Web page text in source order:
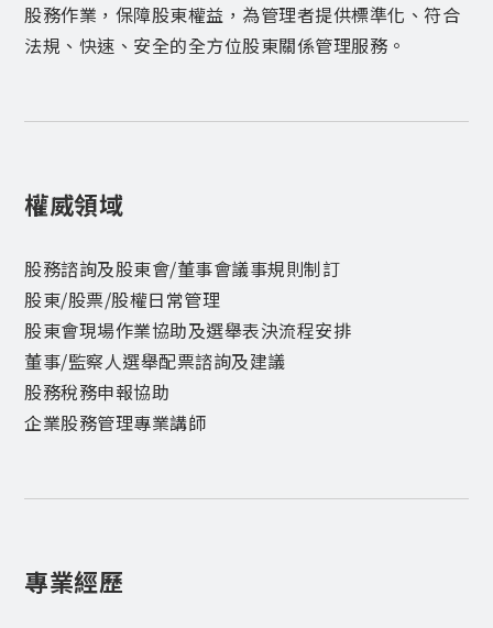
股務作業，保障股東權益，為管理者提供標準化、符合
法規、快速、安全的全方位股東關係管理服務。
權威領域
股務諮詢及股東會/董事會議事規則制訂
股東/股票/股權日常管理
股東會現場作業協助及選舉表決流程安排
董事/監察人選舉配票諮詢及建議
股務稅務申報協助
企業股務管理專業講師
專業經歷